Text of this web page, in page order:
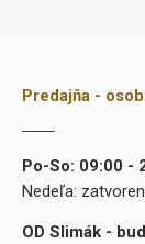
Predajňa -
Po-So: 09:00 -
Nedeľa:
OD Slimák -